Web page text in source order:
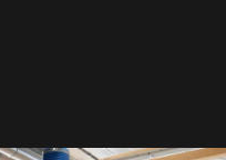
te combineren